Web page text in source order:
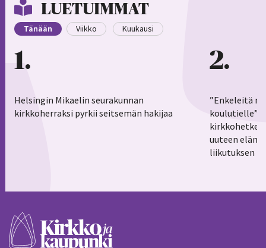
LUETUIMMAT
Tänään Viikko Kuukausi
1
Helsingin Mikaelin seurakunnan
kirkkoherraksi pyrkii seitsemän hakijaa
2
”Enkeleitä
koulutielle”–
uuteen
liikutuksen